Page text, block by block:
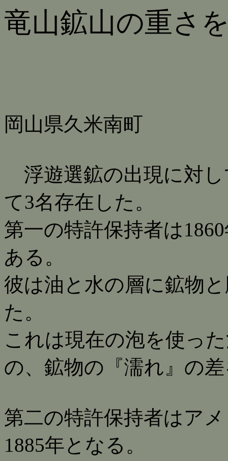
竜山鉱山の重さ
岡山県久米南町
浮遊選鉱の出現に対
て3名存在した。
第一の特許保持者は
ある。
彼は油と水の層に鉱物
た。
これは現在の泡を使っ
の、鉱物の『濡れ』の
第二の特許保持者はア
1885年となる。